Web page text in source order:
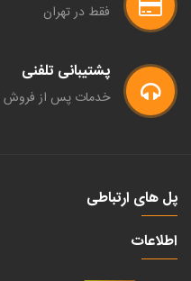
فقط در تهران
پشتیبانی تلفنی
خدمات پس از فروش
پل های ارتباطی
اطلاعات